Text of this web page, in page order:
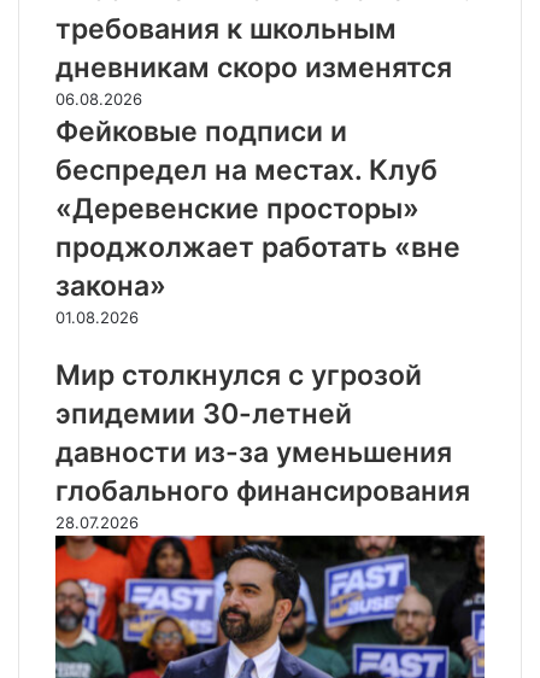
требования к школьным
дневникам скоро изменятся
06.08.2026
Фейковые подписи и
беспредел на местах. Клуб
«Деревенские просторы»
проджолжает работать «вне
закона»
01.08.2026
Мир столкнулся с угрозой
эпидемии 30-летней
давности из-за уменьшения
глобального финансирования
28.07.2026